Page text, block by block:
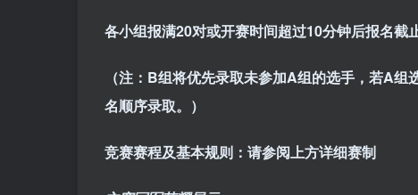
各小组报满20对或开赛时间超过10分钟后报名截止
（注：B组将优先录取未参加A组的选手，若A
名顺序录取。）
竞赛赛程及基本规则： 请参阅上方详细赛制